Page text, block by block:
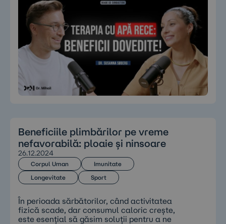
Beneficiile plimbărilor pe vreme
nefavorabilă: ploaie și ninsoare
26.12.2024
Corpul Uman Imunitate
Longevitate Sport
În perioada sărbătorilor, când activitatea
fizică scade, dar consumul caloric crește,
este esențial să găsim soluții pentru a ne